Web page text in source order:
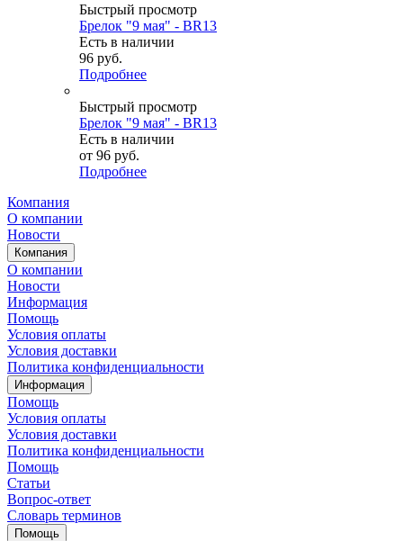
Быстрый просмотр
Брелок "9 мая" - BR13
Есть в наличии
96 руб.
Подробнее
Быстрый просмотр
Брелок "9 мая" - BR13
Есть в наличии
от 96 руб.
Подробнее
Компания
О компании
Новости
Компания
О компании
Новости
Информация
Помощь
Условия оплаты
Условия доставки
Политика конфиденциальности
Информация
Помощь
Условия оплаты
Условия доставки
Политика конфиденциальности
Помощь
Статьи
Вопрос-ответ
Словарь терминов
Помощь